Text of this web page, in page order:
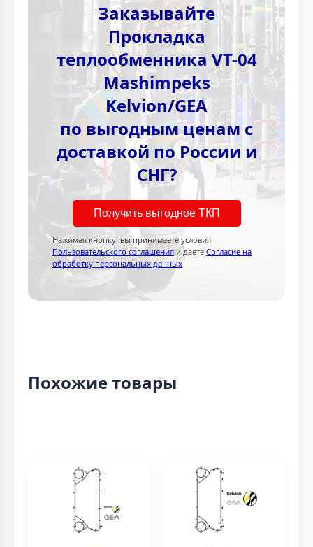
Заказывайте
Прокладка
теплообменника VT-04
Mashimpeks
Kelvion/GEA
по выгодным ценам с
доставкой по России и
СНГ?
Получить выгодное ТКП
Нажимая кнопку, вы принимаете условия
Пользовательского соглашения и даете Согласие на
обработку персональных данных
Похожие товары